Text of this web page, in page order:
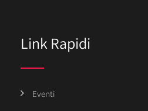
Link Rapidi
Eventi